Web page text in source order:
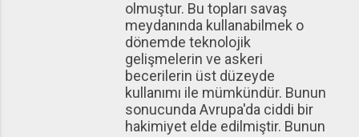
olmuştur. Bu topları savaş
meydanında kullanabilmek o
dönemde teknolojik
gelişmelerin ve askeri
becerilerin üst düzeyde
kullanımı ile mümkündür. Bunun
sonucunda Avrupa'da ciddi bir
hakimiyet elde edilmiştir. Bunun